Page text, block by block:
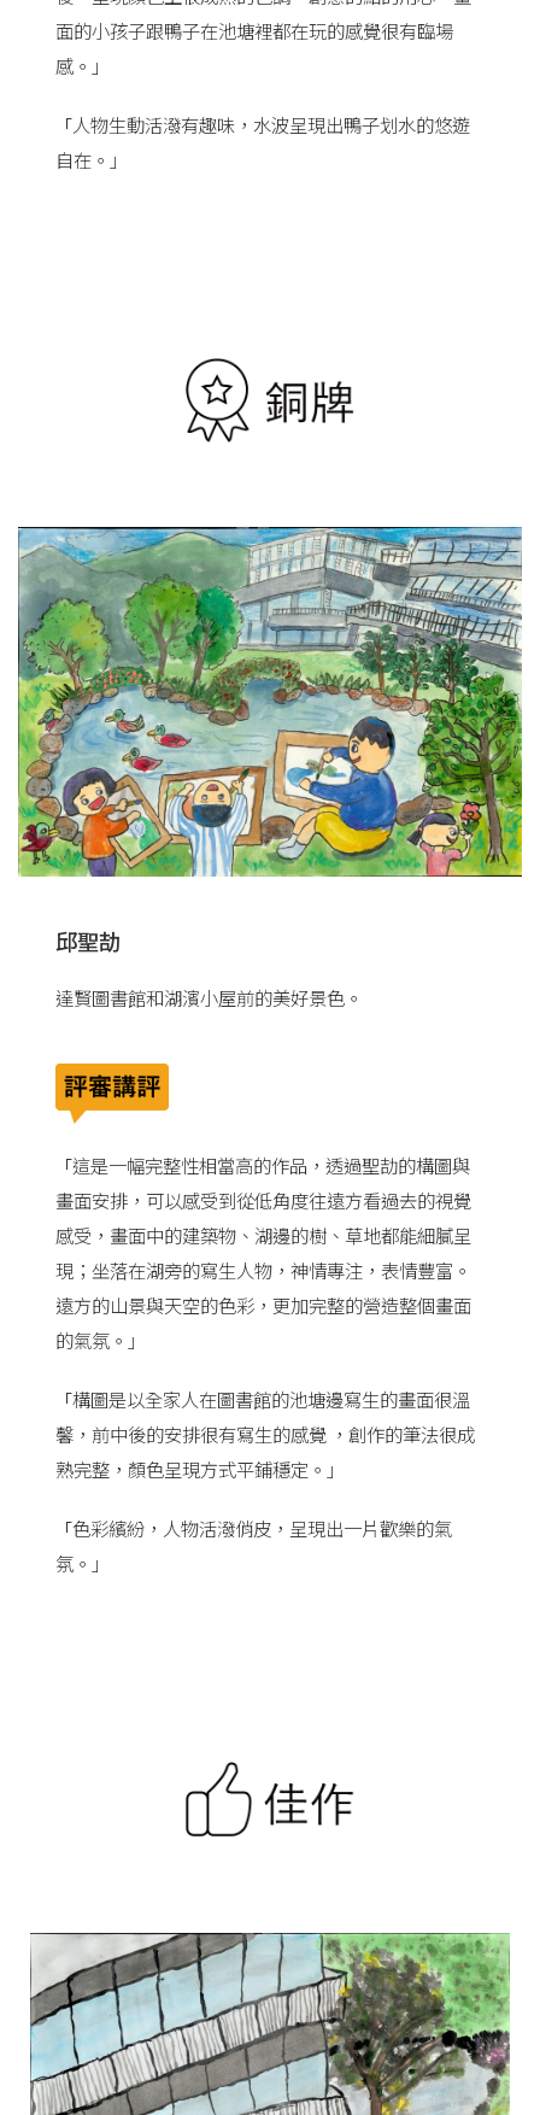
面的小孩子跟鴨子在池塘裡都在玩的感覺很有臨場
感。」
「人物生動活潑有趣味，水波呈現出鴨子划水的悠遊
自在。」
邱聖劼
達賢圖書館和湖濱小屋前的美好景色。
「這是一幅完整性相當高的作品，透過聖劼的構圖與
畫面安排，可以感受到從低角度往遠方看過去的視覺
感受，畫面中的建築物、湖邊的樹、草地都能細膩呈
現；坐落在湖旁的寫生人物，神情專注，表情豐富。
遠方的山景與天空的色彩，更加完整的營造整個畫面
的氣氛。」
「構圖是以全家人在圖書館的池塘邊寫生的畫面很溫
馨，前中後的安排很有寫生的感覺 ，創作的筆法很成
熟完整，顏色呈現方式平鋪穩定。」
「色彩繽紛，人物活潑俏皮，呈現出一片歡樂的氣
氛。」